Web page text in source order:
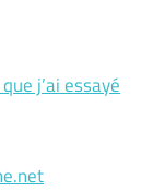
j’ai essayé